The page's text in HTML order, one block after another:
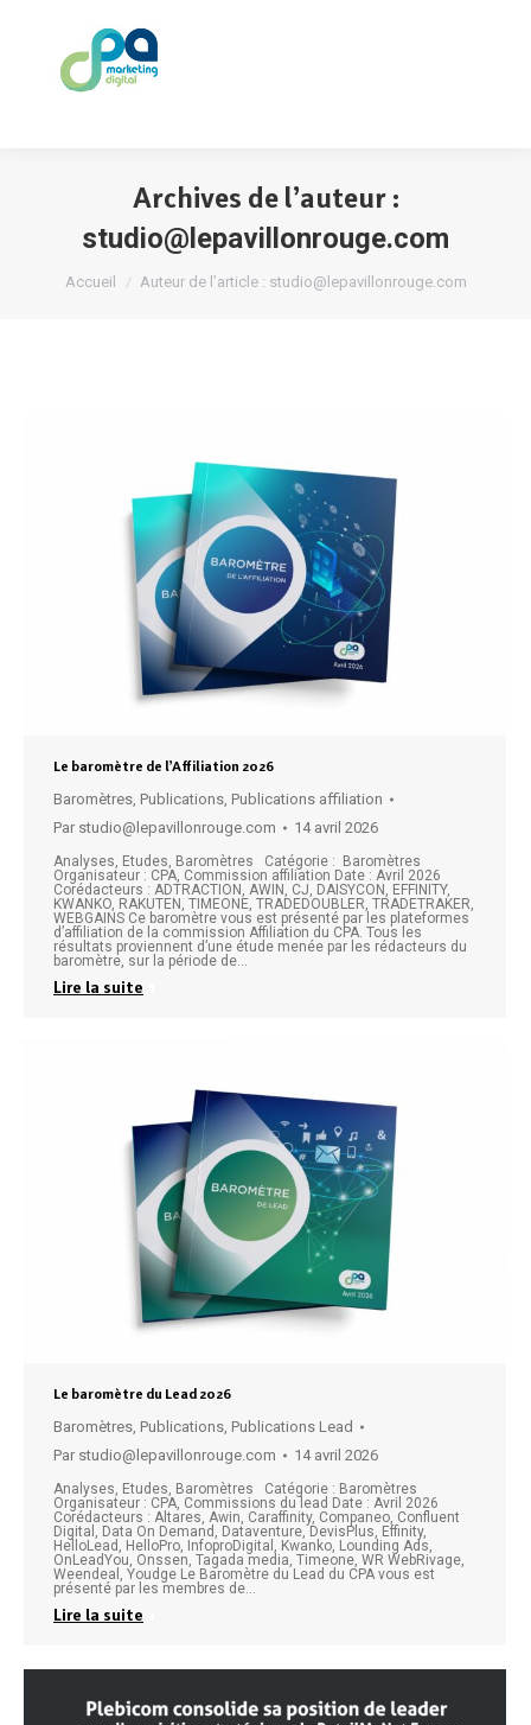
Archives de l’auteur :
studio@lepavillonrouge.com
Vous êtes ici :
Accueil Auteur de l’article : studio@lepavillonrouge.com
Le baromètre de l’Affiliation 2026
Baromètres, Publications, Publications affiliation
Par studio@lepavillonrouge.com 14 avril 2026
Analyses, Etudes, Baromètres Catégorie : Baromètres
Organisateur : CPA, Commission affiliation Date : Avril 2026
Corédacteurs : ADTRACTION, AWIN, CJ, DAISYCON, EFFINITY,
KWANKO, RAKUTEN, TIMEONE, TRADEDOUBLER, TRADETRAKER,
WEBGAINS Ce baromètre vous est présenté par les plateformes
d’affiliation de la commission Affiliation du CPA. Tous les
résultats proviennent d’une étude menée par les rédacteurs du
baromètre, sur la période de…
Lire la suite
Le baromètre du Lead 2026
Baromètres, Publications, Publications Lead
Par studio@lepavillonrouge.com 14 avril 2026
Analyses, Etudes, Baromètres Catégorie : Baromètres
Organisateur : CPA, Commissions du lead Date : Avril 2026
Corédacteurs : Altares, Awin, Caraffinity, Companeo, Confluent
Digital, Data On Demand, Dataventure, DevisPlus, Effinity,
HelloLead, HelloPro, InfoproDigital, Kwanko, Lounding Ads,
OnLeadYou, Onssen, Tagada media, Timeone, WR WebRivage,
Weendeal, Youdge Le Baromètre du Lead du CPA vous est
présenté par les membres de…
Lire la suite